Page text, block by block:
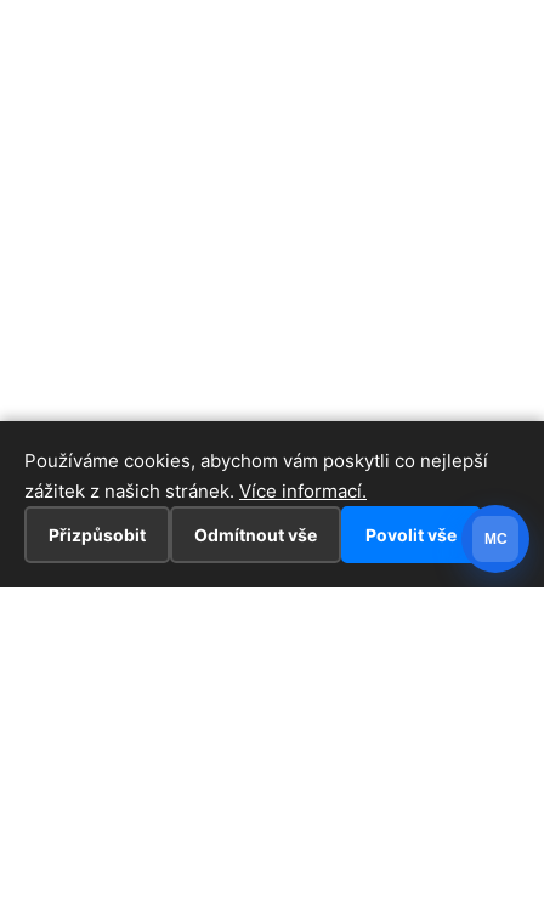
Používáme cookies, abychom vám poskytli co nejlepší
zážitek z našich stránek. Více informací.
Přizpůsobit Odmítnout vše Povolit vše MC